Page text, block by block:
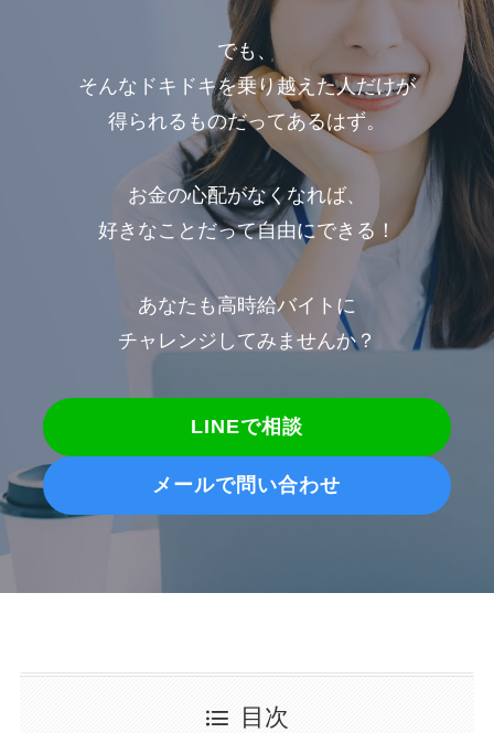
でも、
そんなドキドキを乗り越えた人だけが
得られるものだってあるはず。
お金の心配がなくなれば、
好きなことだって自由にできる！
あなたも高時給バイトに
チャレンジしてみませんか？
LINEで相談
メールで問い合わせ
目次